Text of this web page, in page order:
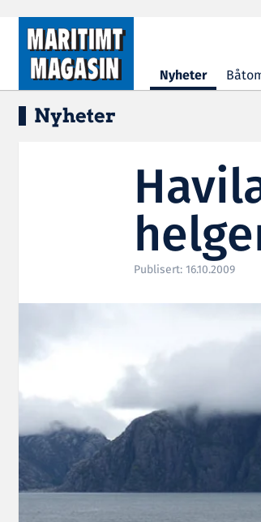
Hopp til hovedinnhold
Nyheter
Nyheter
Publisert: 16.10.2009